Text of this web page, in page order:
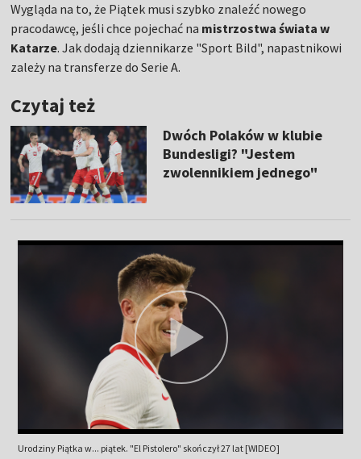
Wygląda na to, że Piątek musi szybko znaleźć nowego
pracodawcę, jeśli chce pojechać na mistrzostwa świata w
Katarze. Jak dodają dziennikarze "Sport Bild", napastnikowi
zależy na transferze do Serie A.
Czytaj też
Dwóch Polaków w klubie
Bundesligi? "Jestem
zwolennikiem jednego"
Urodziny Piątka w... piątek. "El Pistolero" skończył 27 lat [WIDEO]